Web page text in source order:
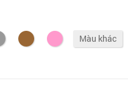
Màu khác